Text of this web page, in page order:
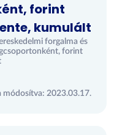
forint
kumulált
forgalma és
forint
módosítva: 2023.03.17.